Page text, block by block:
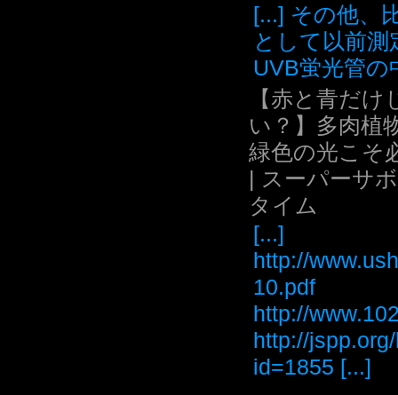
[...] その他、
として以前測
UVB蛍光管の
【赤と青だけ
い？】多肉植
緑色の光こそ
| スーパーサ
タイム
[...]
http://
10.pdf
http://
http://
id=1855 [...]